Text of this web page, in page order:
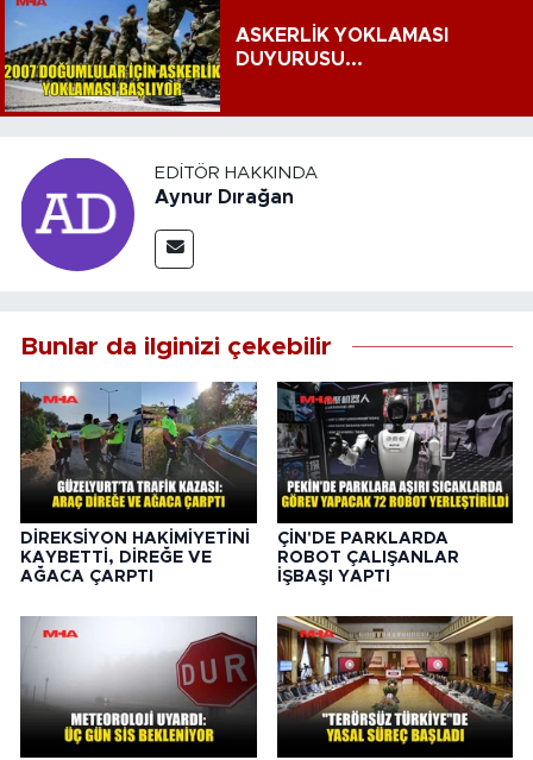
ASKERLİK YOKLAMASI
DUYURUSU...
EDITÖR HAKKINDA
Aynur Dırağan
Bunlar da ilginizi çekebilir
DİREKSİYON HAKİMİYETİNİ
KAYBETTİ, DİREĞE VE
AĞACA ÇARPTI
ÇİN'DE PARKLARDA
ROBOT ÇALIŞANLAR
İŞBAŞI YAPTI